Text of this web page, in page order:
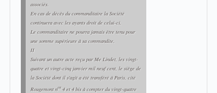
associés.
En cas de décès du commanditaire la Société
continuera avec les ayants droit de celui-ci.
Le commanditaire ne pourra jamais être tenu pour
une somme supérieure à sa commandite.
II
Suivant un autre acte reçu par Me Lindet, les vingt-
quatre et vingt-cinq janvier mil neuf cent, le siège de
la Société dont il s'agit a été transféré à Paris, cité
Rougemont nos4 et 4 bis à compter du vingt-quatre